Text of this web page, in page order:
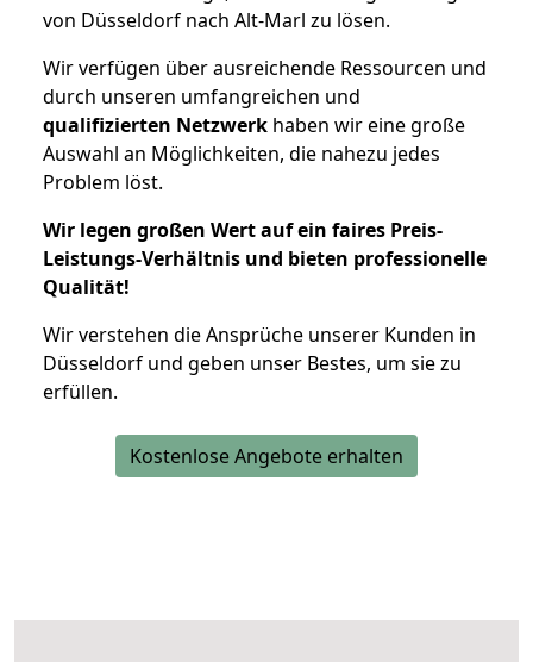
von Düsseldorf nach Alt-Marl zu lösen.
Wir verfügen über ausreichende Ressourcen und
durch unseren umfangreichen und
qualifizierten Netzwerk haben wir eine große
Auswahl an Möglichkeiten, die nahezu jedes
Problem löst.
Wir legen großen Wert auf ein faires Preis-
Leistungs-Verhältnis und bieten professionelle
Qualität!
Wir verstehen die Ansprüche unserer Kunden in
Düsseldorf und geben unser Bestes, um sie zu
erfüllen.
Kostenlose Angebote erhalten